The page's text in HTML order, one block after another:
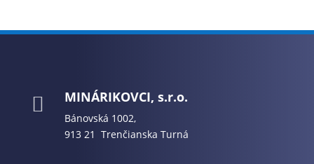
 MINÁRIKOVCI, s.r.o.
Bánovská 1002,
913 21 Trenčianska Turná